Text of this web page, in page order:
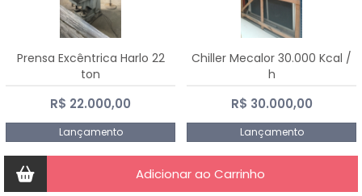
Prensa Excêntrica Harlo 22
ton
R$ 22.000,00
Lançamento
Chiller Mecalor 30.000 Kcal /
h
R$ 30.000,00
Lançamento
Adicionar ao Carrinho